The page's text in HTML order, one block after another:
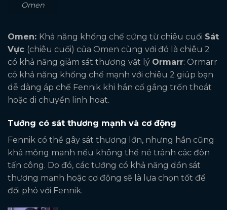
Omen
Omen: Khả năng khống chế cứng từ chiêu cuối Sát
Vực (chiêu cuối) của Omen cùng với đó là chiêu 2
có khả năng giảm sát thương vật lý Ormarr: Ormarr
có khả năng khống chế mạnh với chiêu 2 giúp bạn
dễ dàng áp chế Fennik khi hắn cố gắng trốn thoát
hoặc di chuyển linh hoạt.
Tướng có sát thương mạnh và cơ động
Fennik có thể gây sát thương lớn, nhưng hắn cũng
khá mỏng manh nếu không thể né tránh các đòn
tấn công. Do đó, các tướng có khả năng dồn sát
thương mạnh hoặc cơ động sẽ là lựa chọn tốt để
đối phó với Fennik.